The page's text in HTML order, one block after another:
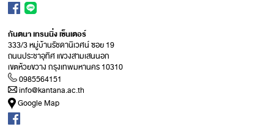
กันตนา เทรนนิ่ง เซ็นเตอร์
333/3 หมู่บ้านรัชดานิเวศน์ ซอย 19
ถนนประชาอุทิศ แขวงสามเสนนอก
เขตห้วยขวาง กรุงเทพมหานคร 10310
0985564151
info@kantana.ac.th
Google Map